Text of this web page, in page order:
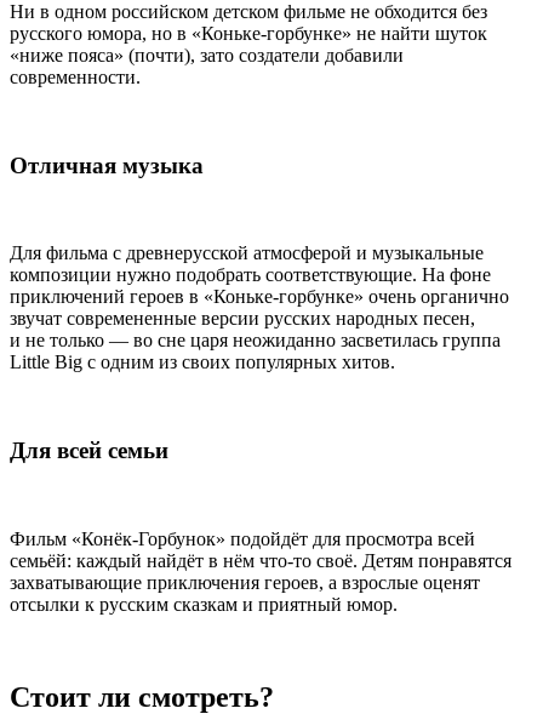
Ни в одном российском детском фильме не обходится без
русского юмора, но в «Коньке-горбунке» не найти шуток
«ниже пояса» (почти), зато создатели добавили
современности.
Отличная музыка
Для фильма с древнерусской атмосферой и музыкальные
композиции нужно подобрать соответствующие. На фоне
приключений героев в «Коньке-горбунке» очень органично
звучат современенные версии русских народных песен,
и не только — во сне царя неожиданно засветилась группа
Little Big с одним из своих популярных хитов.
Для всей семьи
Фильм «Конёк-Горбунок» подойдёт для просмотра всей
семьёй: каждый найдёт в нём что-то своё. Детям понравятся
захватывающие приключения героев, а взрослые оценят
отсылки к русским сказкам и приятный юмор.
Стоит ли смотреть?